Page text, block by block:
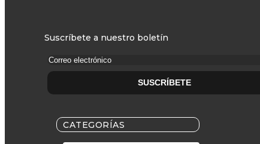
Suscríbete a nuestro boletín
CATEGORÍAS